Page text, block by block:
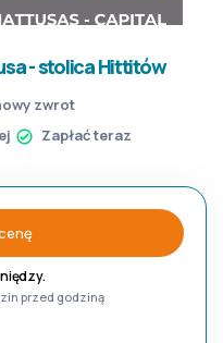
- stolica Hittitów
zwrot
Zapłać teraz
przed godziną